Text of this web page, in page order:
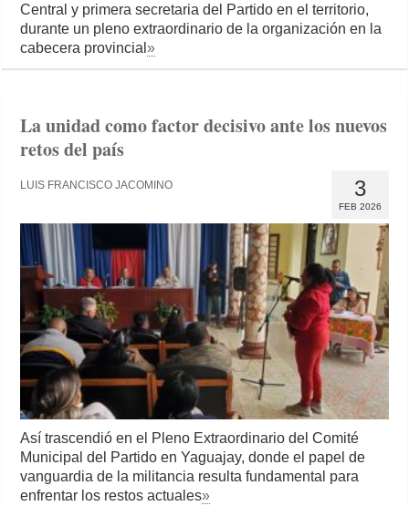
Central y primera secretaria del Partido en el territorio,
durante un pleno extraordinario de la organización en la
cabecera provincial»
La unidad como factor decisivo ante los nuevos
retos del país
3
FEB 2026
LUIS FRANCISCO JACOMINO
Así trascendió en el Pleno Extraordinario del Comité
Municipal del Partido en Yaguajay, donde el papel de
vanguardia de la militancia resulta fundamental para
enfrentar los restos actuales»